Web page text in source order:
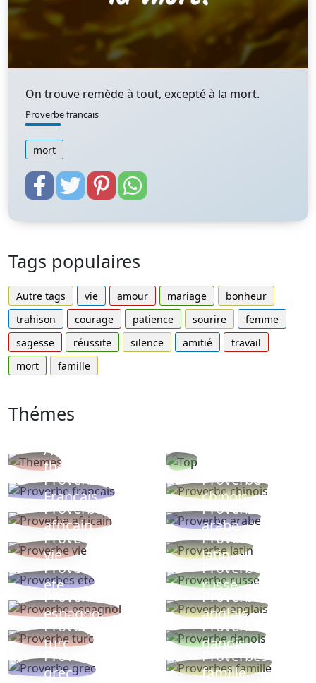
On trouve remède à tout, excepté à la mort.
Proverbe francais
mort
Tags populaires
Autre tags vie amour mariage
bonheur
trahison
courage patience sourire
femme
sagesse
réussite silence amitié
travail
mort
famille
Thémes
Autres
thèmes
Proverbe
Français
Proverbe
chinois
Proverbe
africain
Proverbe
arabe
Proverbe
vie
Proverbe
latin
Proverbes
ete
Proverbe
russe
Proverbe
espagnol
Proverbe
anglais
Proverbe
turc
Proverbe
danois
Proverbe
grec
Proverbes
famille